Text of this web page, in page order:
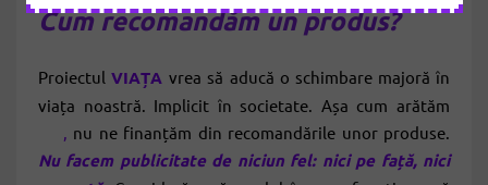
Cum recomandăm un produs?
ProiectulVIAȚAvrea să aducă o schimbare majoră în
viața noastră. Implicit în societate. Așa cum arătăm
nu ne finanțăm din recomandările unor produse.
Nu facem publicitate de niciun fel: nici pe față, nici